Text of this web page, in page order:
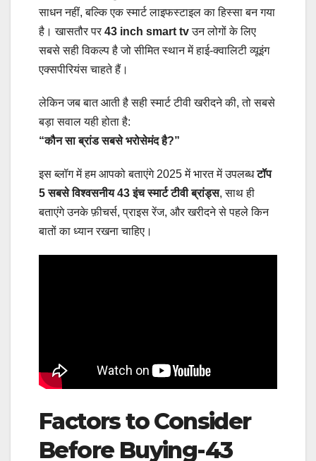
साधन नहीं, बल्कि एक स्मार्ट लाइफस्टाइल का हिस्सा बन गया
है। खासतौर पर 43 inch smart tvउन लोगों के लिए
सबसे सही विकल्प है जो सीमित स्थान में हाई-क्वालिटी व्यूइंग
एक्सपीरियंस चाहते हैं।
लेकिन जब बात आती है सही स्मार्ट टीवी खरीदने की, तो सबसे
बड़ा सवाल यही होता है:
“कौन सा ब्रांड सबसे भरोसेमंद है?”
इस ब्लॉग में हम आपको बताएंगे 2025 में भारत में उपलब्धटॉप
5 सबसे विश्वसनीय 43 इंच स्मार्ट टीवी ब्रांड्स, साथ ही
बताएंगे उनके फ़ीचर्स, प्राइस रेंज, और खरीदने से पहले किन
बातों का ध्यान रखना चाहिए।
Factors to Consider
Before Buying-43